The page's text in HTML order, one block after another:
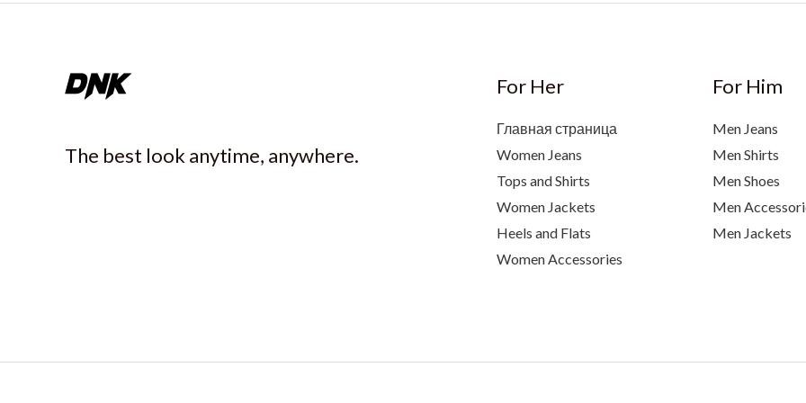
The best look anytime, anywhere.
For Her
Главная страница
Women Jeans
Tops and Shirts
Women Jackets
Heels and Flats
Women Accessories
For Him
Men Jeans
Men Shirts
Men Shoes
Men
Men Jackets